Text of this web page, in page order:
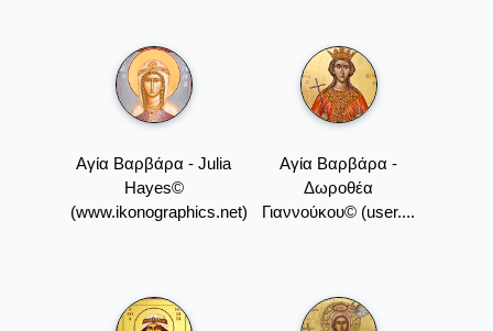
Αγία Βαρβάρα - Julia
Hayes©
(www.ikonographics.net)
Αγία Βαρβάρα -
Δωροθέα
Γιαννούκου© (user....